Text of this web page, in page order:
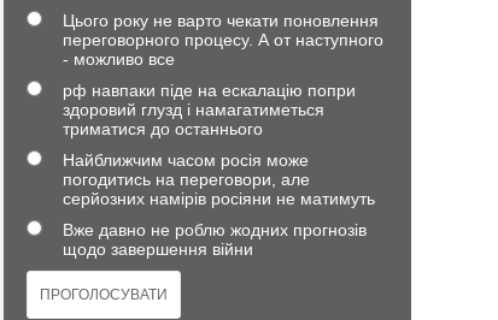
Цього року не варто чекати поновлення
переговорного процесу. А от наступного
- можливо все
рф навпаки піде на ескалацію попри
здоровий глузд і намагатиметься
триматися до останнього
Найближчим часом росія може
погодитись на переговори, але
серйозних намірів росіяни не матимуть
Вже давно не роблю жодних прогнозів
щодо завершення війни